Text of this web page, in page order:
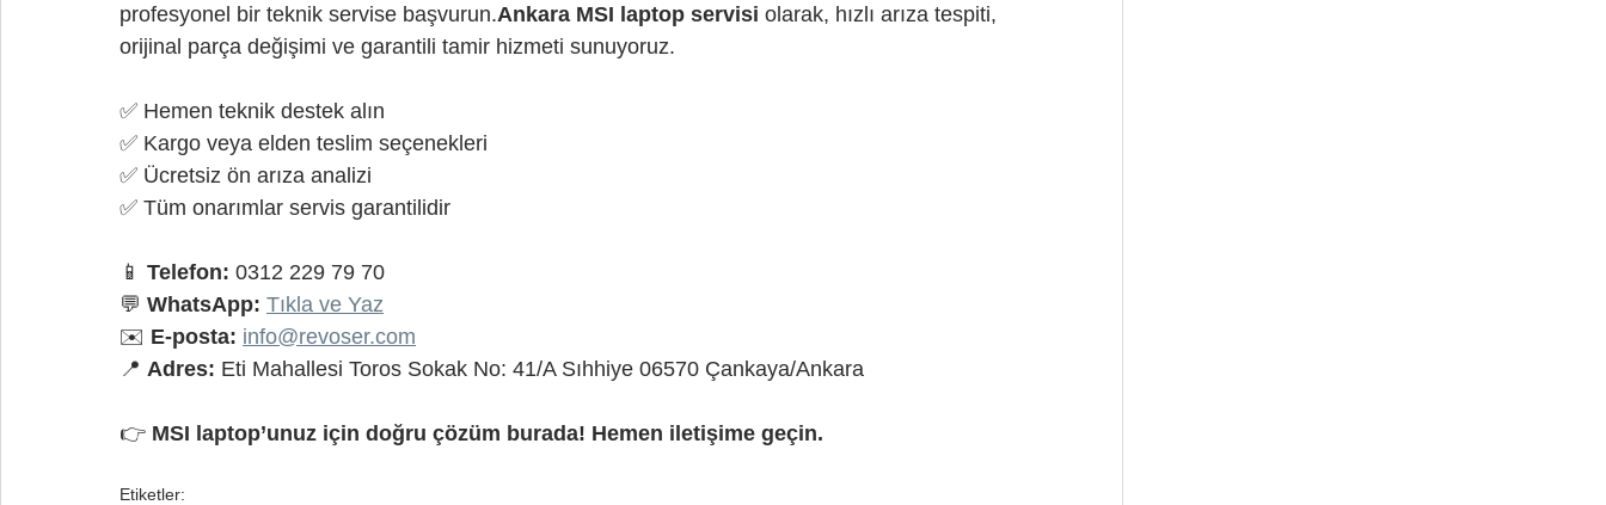
profesyonel bir teknik servise başvurun.Ankara MSI laptop servisi olarak, hızlı arıza tespiti,
orijinal parça değişimi ve garantili tamir hizmeti sunuyoruz.
✅ Hemen teknik destek alın
✅ Kargo veya elden teslim seçenekleri
✅ Ücretsiz ön arıza analizi
✅ Tüm onarımlar servis garantilidir
📱 Telefon: 0312 229 79 70
💬 WhatsApp: Tıkla ve Yaz
✉️ E-posta: info@revoser.com
📍 Adres: Eti Mahallesi Toros Sokak No: 41/A Sıhhiye 06570 Çankaya/Ankara
👉 MSI laptop’unuz için doğru çözüm burada! Hemen iletişime geçin.
Etiketler: